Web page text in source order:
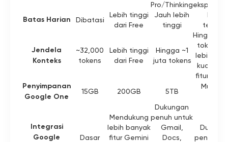
Pro/Thinking
Batas Harian Dibatasi
Lebih tinggi
dari Free
Jauh lebih
tinggi
Batas
Jendela
Konteks
~32,000
tokens
Lebih tinggi
dari Free
Hingga ~1
juta tokens
Hingga
tokens,
lebih
kuota
fitur
Penyimpanan
Google One
15GB 200GB 5TB
Mulai
Integrasi
Google
Dasar
Mendukung
lebih banyak
fitur Gemini
Dukungan
penuh untuk
Gmail,
Docs,
penuh,